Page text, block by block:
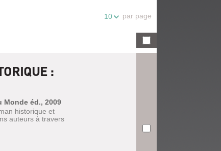
10 par page
:
Monde éd., 2009
historique et
auteurs à travers